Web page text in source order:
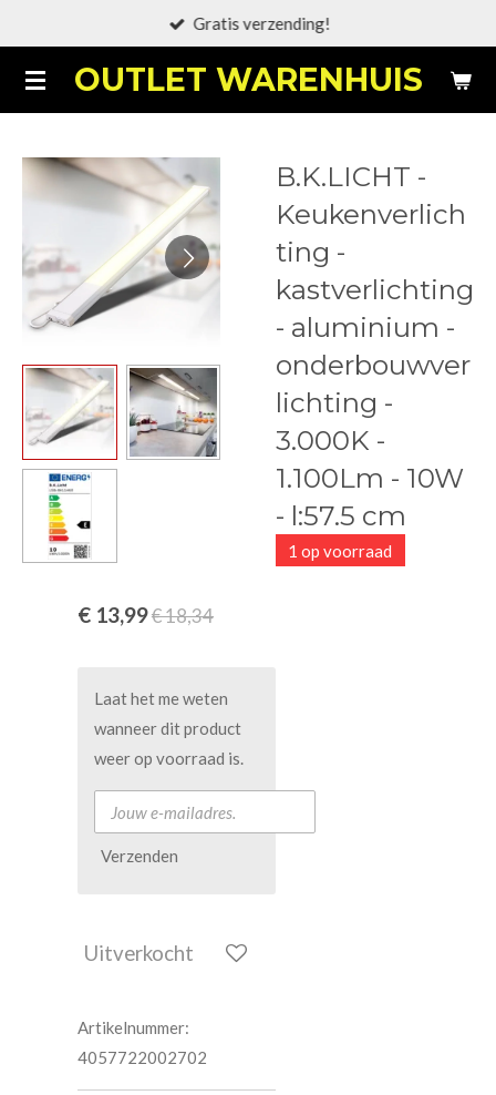
naar
de
OUTLET WARENHUIS
Gratis verzending!
B.K.LICHT -
Keukenverlich
ting -
kastverlichting
- aluminium -
onderbouwver
lichting -
3.000K -
1.100Lm - 10W
- l:57.5 cm
1 op voorraad
€ 13,99€ 18,34
Laat het me weten
wanneer dit product
weer op voorraad is.
Verzenden
Uitverkocht
Artikelnummer:
4057722002702